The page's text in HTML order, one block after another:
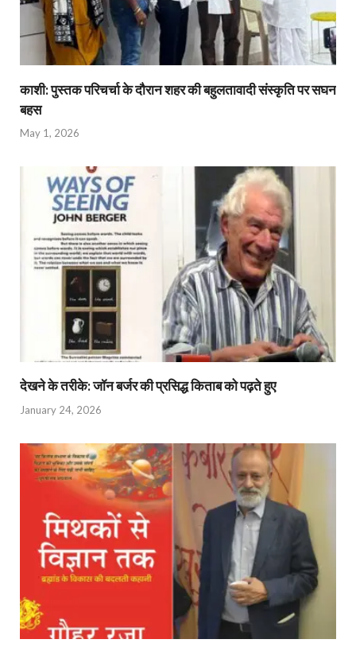
काशी: पुस्तक परिचर्चा के दौरान शहर की बहुलतावादी संस्कृति पर सघन
बहस
May 1, 2026
देखने के तरीके: जॉन बर्जर की प्रसिद्ध किताब को पढ़ते हुए
January 24, 2026